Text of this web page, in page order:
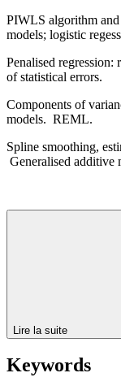
PIWLS algorithm and
models; logistic
Penalised regression:
of statistical errors.
Components of
models. REML.
Spline smoothing,
Generalised additive
Lire la suite
Keywords